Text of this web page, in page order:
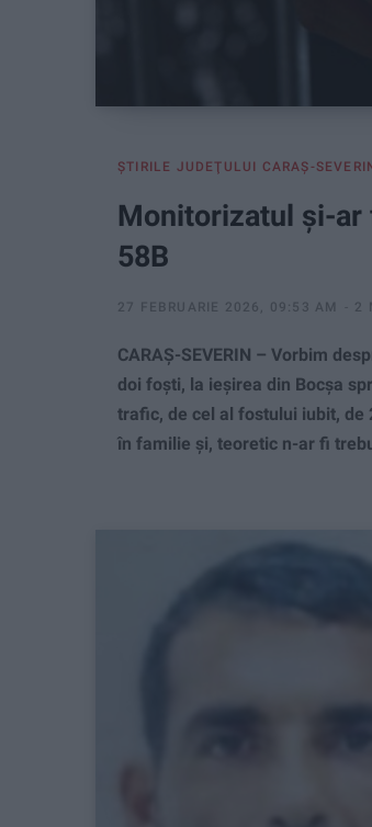
ŞTIRILE JUDEŢULUI CARAŞ-
Monitorizatul și-ar
58B
27 FEBRUARIE 2026, 09:53 AM 2
CARAȘ-SEVERIN – Vorbim
doi foști, la ieșirea din Bocșa
trafic, de cel al fostului iubit, de
în familie și, teoretic n-ar fi